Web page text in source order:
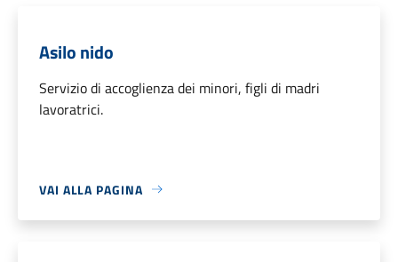
Asilo nido
Servizio di accoglienza dei minori, figli di madri
lavoratrici.
VAI ALLA PAGINA